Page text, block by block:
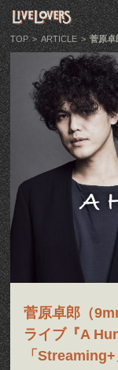
TOP > ARTICLE > 菅原卓郎（
菅原卓郎（
ライブ『A
「